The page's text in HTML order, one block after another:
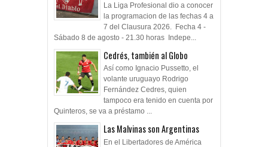
La Liga Profesional dio a conocer
la programacion de las fechas 4 a
7 del Clausura 2026. Fecha 4 -
Sábado 8 de agosto - 21.30 horas Indepe...
Cedrés, también al Globo
Así como Ignacio Pussetto, el
volante uruguayo Rodrigo
Fernández Cedres, quien
tampoco era tenido en cuenta por
Quinteros, se va a préstamo ...
Las Malvinas son Argentinas
En el Libertadores de América